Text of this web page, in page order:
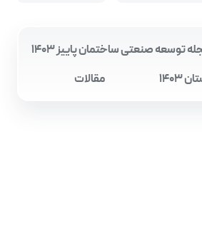
توسعه صنعتی ساختمان پاییز 1403
مقالات